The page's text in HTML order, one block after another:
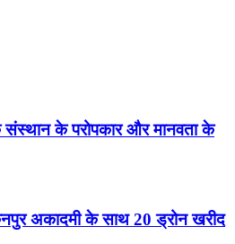
के परोपकार और मानवता के
अकादमी के साथ 20 ड्रोन खरीद